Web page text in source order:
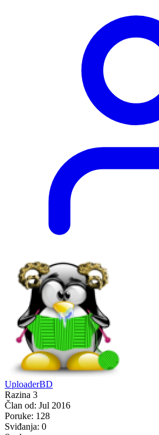
UploaderBD
Razina 3
Član od: Jul 2016
Poruke: 128
Sviđanja: 0